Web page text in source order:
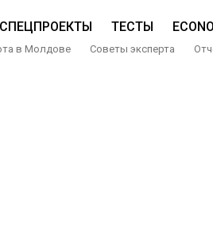
СПЕЦПРОЕКТЫ ТЕСТЫ
в Молдове Советы эксперта